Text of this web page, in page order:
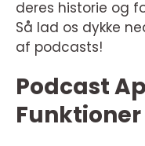
deres historie og
Så lad os dykke
af podcasts!
Podcast
Funktioner